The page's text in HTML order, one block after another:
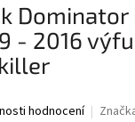
Dominator
- 2016
hodnocení